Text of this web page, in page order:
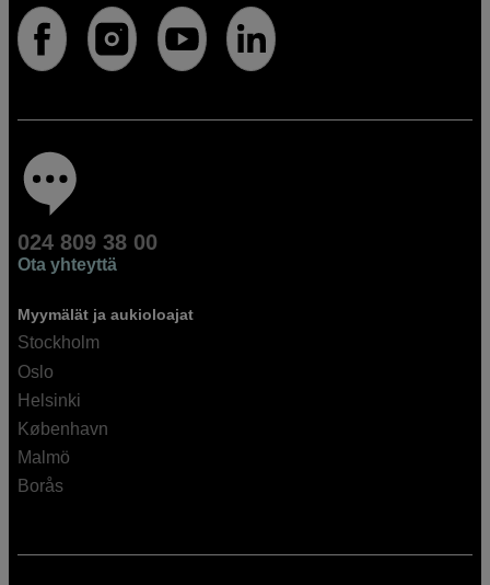
024 809 38 00
Ota yhteyttä
Myymälät ja aukioloajat
Stockholm
Oslo
Helsinki
København
Malmö
Borås